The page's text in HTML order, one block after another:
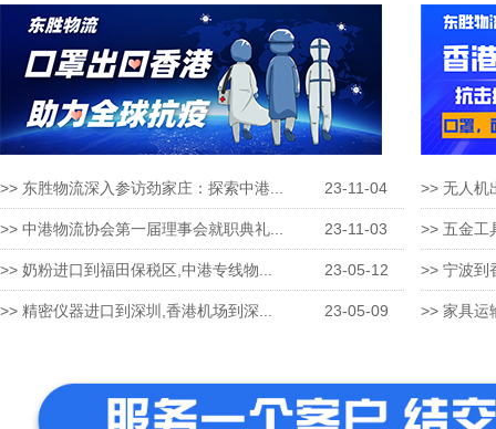
>> 东胜物流深入参访劲家庄：探索中港... 23-11-04
>> 中港物流协会第一届理事会就职典礼... 23-11-03
>> 奶粉进口到福田保税区,中港专线物... 23-05-12
>> 精密仪器进口到深圳,香港机场到深... 23-05-09
>> 无人机
>> 五金工
>> 宁波到
>> 家具运